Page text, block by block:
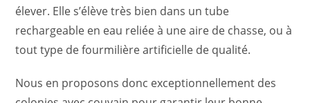
élever. Elle s’élève très bien dans un tube
rechargeable en eau reliée à une aire de chasse, ou à
tout type de fourmilière artificielle de qualité.
Nous en proposons donc exceptionnellement des